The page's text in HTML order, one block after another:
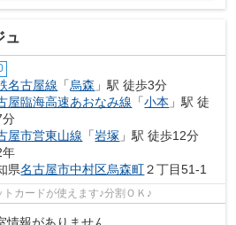
ュ
名古屋線 「烏森 」駅 徒歩3分
屋臨海高速あおなみ線 「小本 」駅 徒
分
屋市営東山線 「岩塚 」駅 徒歩12分
年
県名古屋市中村区烏森町２丁目51-1
カードが使えます♪分割ＯＫ♪
情報がありません。